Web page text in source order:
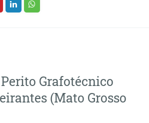
Grafotécnico
(Mato Grosso